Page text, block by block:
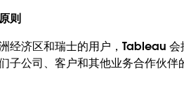
则
经济区和瑞士的用户，Tableau
子公司、客户和其他业务合作伙